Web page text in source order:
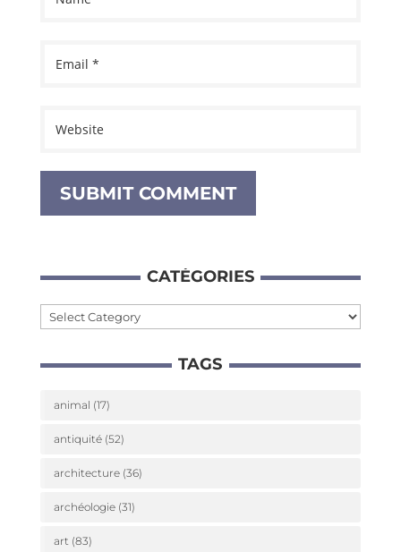
CATÉ­GO­RIES
Caté­
ries
TAGS
animal (17)
antiquité(52)
architecture(36)
archéologie(31)
art(83)